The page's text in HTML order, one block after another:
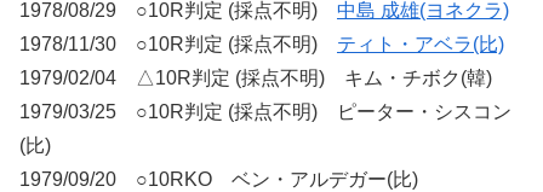
1978/08/29 ○10R判定 (採点不明) 中島 成雄(ヨネクラ)
1978/11/30 ○10R判定 (採点不明) ティト・アベラ(比)
1979/02/04 △10R判定 (採点不明) キム・チボク(韓)
1979/03/25 ○10R判定 (採点不明) ピーター・シスコン
(比)
1979/09/20 ○10RKO ベン・アルデガー(比)